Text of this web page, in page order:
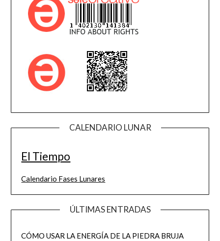
CALENDARIO LUNAR
El Tiempo
Calendario Fases Lunares
ÚLTIMAS ENTRADAS
CÓMO USAR LA ENERGÍA DE LA PIEDRA BRUJA